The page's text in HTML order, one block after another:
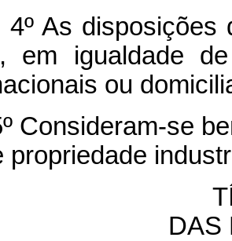
4º As
em igualdade
ou
Consideram-se
propriedade
DAS